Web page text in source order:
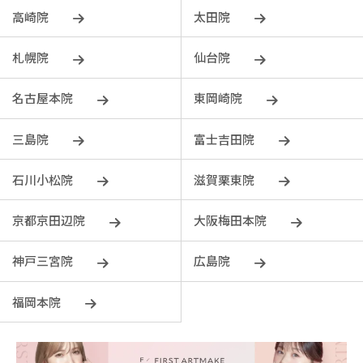
⾼崎院 太田院
札幌院 仙台院
名古屋本院 東岡崎院
三島院 富士吉田院
石川小松院 滋賀栗東院
京都京田辺院 大阪梅田本院
神戸三宮院 広島院
福岡本院